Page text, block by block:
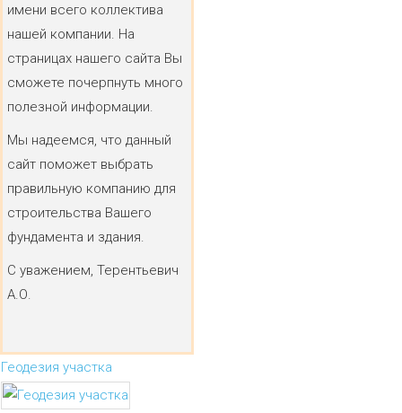
имени всего коллектива
нашей компании. На
страницах нашего сайта Вы
сможете почерпнуть много
полезной информации.
Мы надеемся, что данный
сайт поможет выбрать
правильную компанию для
строительства Вашего
фундамента и здания.
С уважением, Терентьевич
А.О.
Геодезия участка